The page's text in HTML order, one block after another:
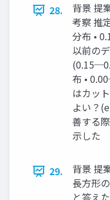
28.
背景 提
考察 推
分布 •
以前の
布 •
はカッ
よい？
善する
示した
29.
背景 提
長方形
と答え